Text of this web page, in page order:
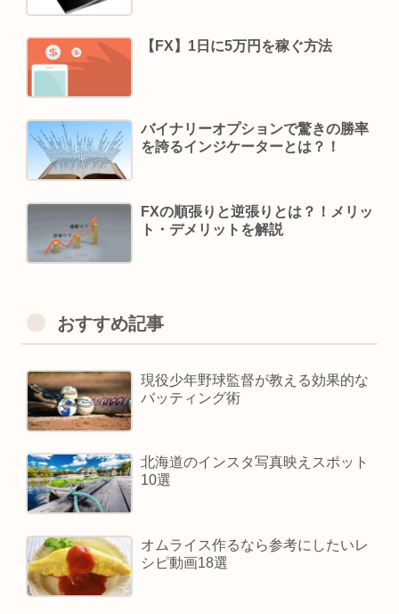
【FX】1日に5万円を稼ぐ方法
バイナリーオプションで驚きの勝率
を誇るインジケーターとは？！
FXの順張りと逆張りとは？！メリッ
ト・デメリットを解説
おすすめ記事
現役少年野球監督が教える効果的な
バッティング術
北海道のインスタ写真映えスポット
10選
オムライス作るなら参考にしたいレ
シピ動画18選